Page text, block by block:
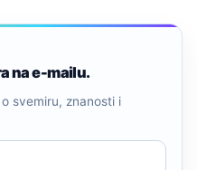
na e-mailu.
svemiru, znanosti i